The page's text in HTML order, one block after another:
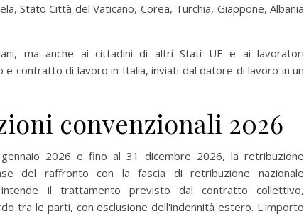
Stato Città del Vaticano, Corea, Turchia, Giappone, Albania
ma anche ai cittadini di altri Stati UE e ai lavoratori
contratto di lavoro in Italia, inviati dal datore di lavoro in un
convenzionali 2026
2026 e fino al 31 dicembre 2026, la retribuzione
del raffronto con la fascia di retribuzione nazionale
il trattamento previsto dal contratto collettivo,
tra le parti, con esclusione dell'indennità estero. L'importo